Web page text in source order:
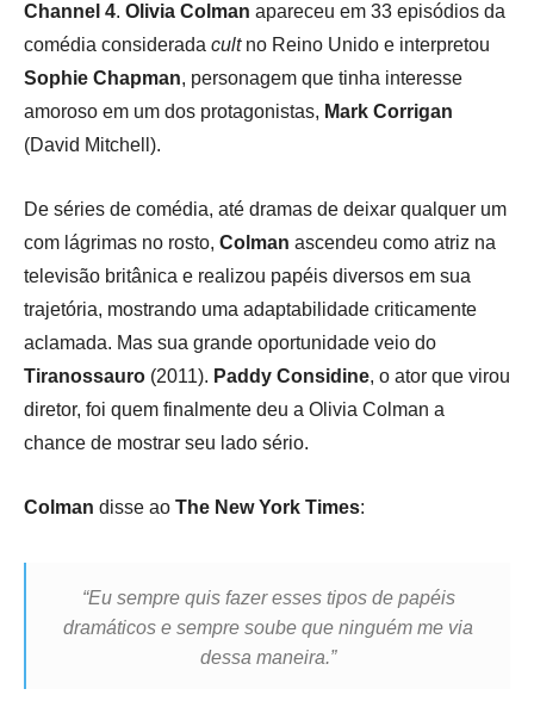
Channel 4. Olivia Colman apareceu em 33 episódios da
comédia considerada cultno Reino Unido e interpretou
Sophie Chapman, personagem que tinha interesse
amoroso em um dos protagonistas, Mark Corrigan
(David Mitchell).
De séries de comédia, até dramas de deixar qualquer um
com lágrimas no rosto, Colman ascendeu como atriz na
televisão britânica e realizou papéis diversos em sua
trajetória, mostrando uma adaptabilidade criticamente
aclamada. Mas sua grande oportunidade veio do
Tiranossauro (2011). Paddy Considine, o ator que virou
diretor, foi quem finalmente deu a Olivia Colman a
chance de mostrar seu lado sério.
Colman disse ao The New York Times:
“Eu sempre quis fazer esses tipos de papéis
dramáticos e sempre soube que ninguém me via
dessa maneira.”